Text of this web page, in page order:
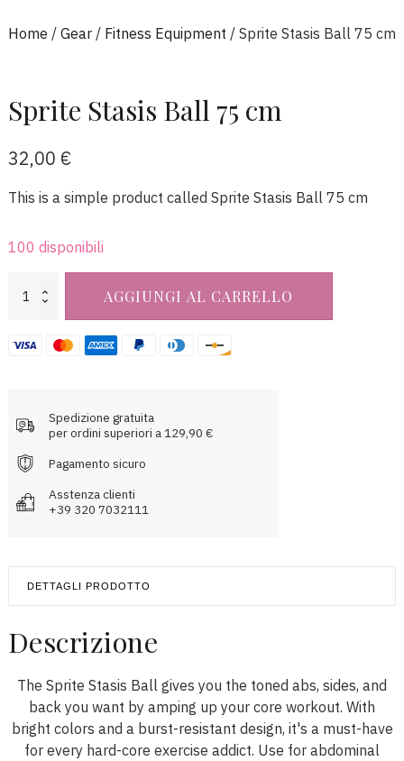
Home / Gear / Fitness Equipment / Sprite Stasis Ball 75 cm
Sprite Stasis Ball 75 cm
32,00 €
This is a simple product called Sprite Stasis Ball 75 cm
100 disponibili
Stasis
cm
AGGIUNGI AL CARRELLO
Spedizione gratuita
per ordini superiori a 129,90 €
Pagamento sicuro
Asstenza clienti
+39 320 7032111
DETTAGLI PRODOTTO
Descrizione
The Sprite Stasis Ball gives you the toned abs, sides, and
back you want by amping up your core workout. With
bright colors and a burst-resistant design, it's a must-have
for every hard-core exercise addict. Use for abdominal